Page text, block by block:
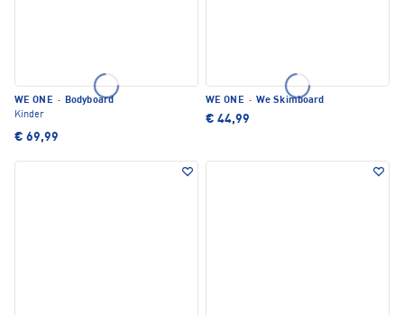
WE ONE · Bodyboard
Kinder
€ 69,99
WE ONE · We Skimboard
€ 44,99